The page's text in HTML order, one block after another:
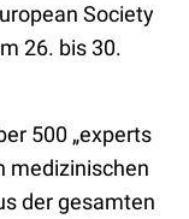
Society
26. bis 30.
500 „experts
medizinischen
der gesamten